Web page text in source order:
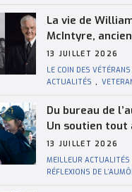
La vie de
McIntyre, ancien
combattant de
royale
13 JUILLET 2026
LE COIN DES VÉTÉRANS
ACTUALITÉS ,
Du bureau de
Un soutien tout
de la saison de
navigation
13 JUILLET 2026
MEILLEUR ACTUALITÉS
RÉFLEXIONS DE